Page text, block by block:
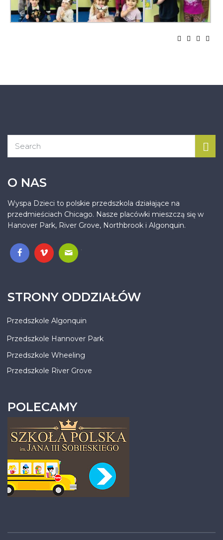
O NAS
Wyspa Dzieci to polskie przedszkola działające na
przedmieściach Chicago. Nasze placówki mieszczą się w
Hanover Park, River Grove, Northbrook i Algonquin.
.
STRONY ODDZIAŁÓW
Przedszkole Algonquin
Przedszkole Hannover Park
Przedszkole Wheeling
Przedszkole River Grove
POLECAMY